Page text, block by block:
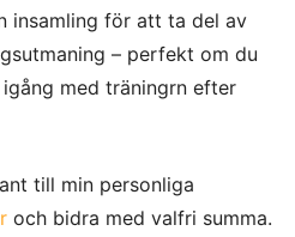
insamling för att ta del av
– perfekt om du
med träningrn efter
till min personliga
och bidra med valfri summa.